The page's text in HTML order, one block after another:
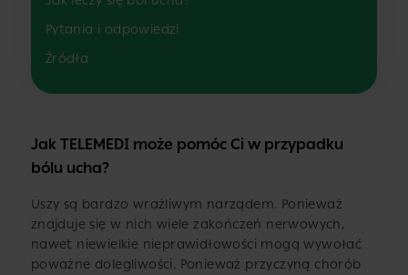
Pytania i odpowiedzi
Źródła
Jak TELEMEDI może pomóc Ci w przypadku
bólu ucha?
Uszy są bardzo wrażliwym narządem. Ponieważ
znajduje się w nich wiele zakończeń nerwowych,
nawet niewielkie nieprawidłowości mogą wywołać
poważne dolegliwości. Ponieważ przyczyną chorób